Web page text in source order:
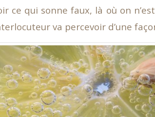
ce qui sonne faux, là où on
va percevoir d’une